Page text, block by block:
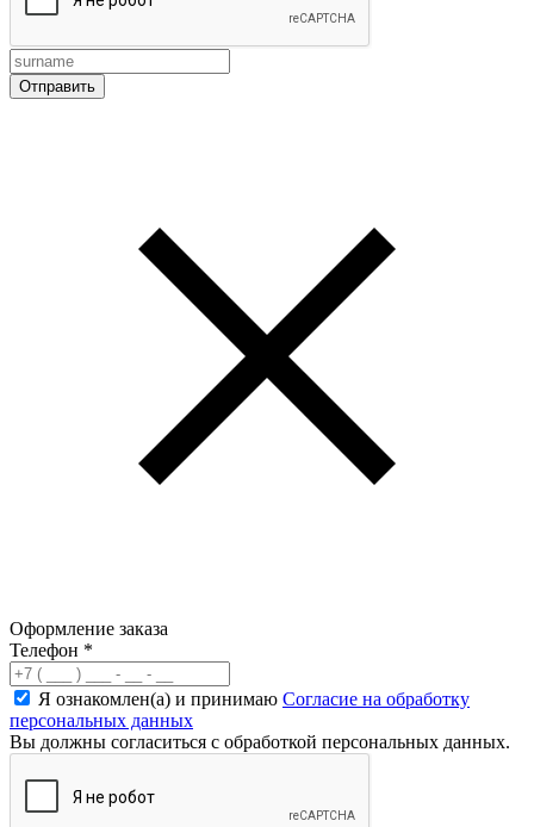
Оформление заказа
Телефон *
Я ознакомлен(а) и принимаю Согласие на обработку
персональных данных
Вы должны согласиться с обработкой персональных данных.